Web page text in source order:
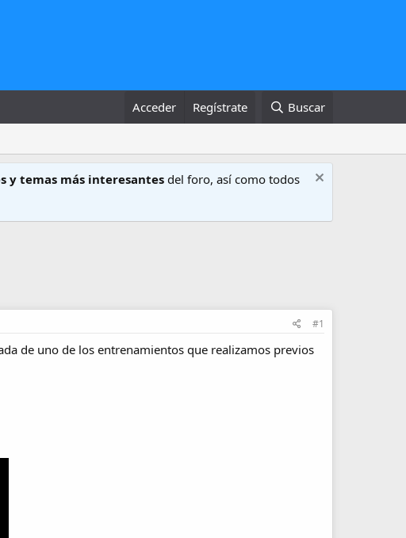
Acceder Regístrate Buscar
y temas más interesantesdel foro, así como todos
#1
de uno de los entrenamientos que realizamos previos